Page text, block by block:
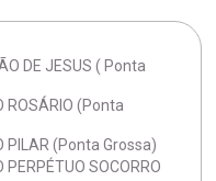
DE JESUS ( Ponta
ROSÁRIO (Ponta
PILAR (Ponta Grossa)
SOCORRO